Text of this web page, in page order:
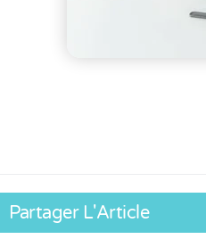
Partager L'Article